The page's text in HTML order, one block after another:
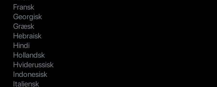
Fransk
Georgisk
Græsk
Hebraisk
Hindi
Hollandsk
Hviderussisk
Indonesisk
Italiensk